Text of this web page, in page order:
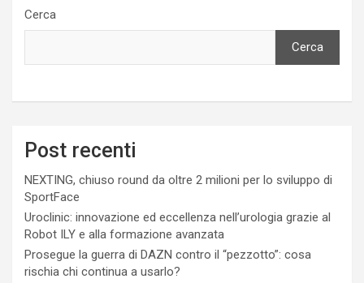
Cerca
Cerca
Post recenti
NEXTING, chiuso round da oltre 2 milioni per lo sviluppo di
SportFace
Uroclinic: innovazione ed eccellenza nell’urologia grazie al
Robot ILY e alla formazione avanzata
Prosegue la guerra di DAZN contro il “pezzotto”: cosa
rischia chi continua a usarlo?